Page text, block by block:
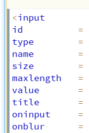
<input
id =
type =
name =
size =
maxlength =
value =
title =
oninput =
onblur =